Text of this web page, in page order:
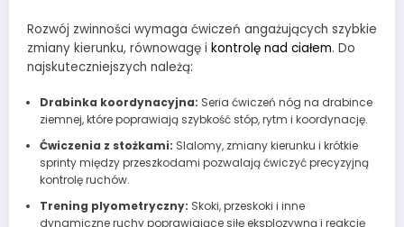
Rozwój zwinności wymaga ćwiczeń angażujących szybkie
zmiany kierunku, równowagę i kontrolę nad ciałem. Do
najskuteczniejszych należą:
Drabinka koordynacyjna: Seria ćwiczeń nóg na drabince
ziemnej, które poprawiają szybkość stóp, rytm i koordynację.
Ćwiczenia z stożkami: Slalomy, zmiany kierunku i krótkie
sprinty między przeszkodami pozwalają ćwiczyć precyzyjną
kontrolę ruchów.
Trening plyometryczny: Skoki, przeskoki i inne
dynamiczne ruchy poprawiające siłę eksplozywną i reakcję